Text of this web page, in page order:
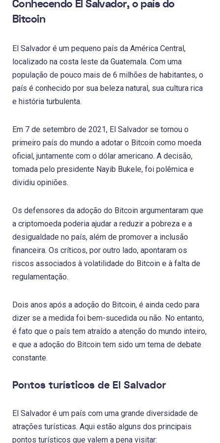
Conhecendo El Salvador, o país do
Bitcoin
El Salvador é um pequeno país da América Central,
localizado na costa leste da Guatemala. Com uma
população de pouco mais de 6 milhões de habitantes, o
país é conhecido por sua beleza natural, sua cultura rica
e história turbulenta.
Em 7 de setembro de 2021, El Salvador se tornou o
primeiro país do mundo a adotar o Bitcoin como moeda
oficial, juntamente com o dólar americano. A decisão,
tomada pelo presidente Nayib Bukele, foi polêmica e
dividiu opiniões.
Os defensores da adoção do Bitcoin argumentaram que
a criptomoeda poderia ajudar a reduzir a pobreza e a
desigualdade no país, além de promover a inclusão
financeira. Os críticos, por outro lado, apontaram os
riscos associados à volatilidade do Bitcoin e à falta de
regulamentação.
Dois anos após a adoção do Bitcoin, é ainda cedo para
dizer se a medida foi bem-sucedida ou não. No entanto,
é fato que o país tem atraído a atenção do mundo inteiro,
e que a adoção do Bitcoin tem sido um tema de debate
constante.
Pontos turísticos de El Salvador
El Salvador é um país com uma grande diversidade de
atrações turísticas. Aqui estão alguns dos principais
pontos turísticos que valem a pena visitar: